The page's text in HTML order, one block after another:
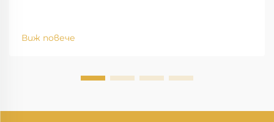
Виж повече